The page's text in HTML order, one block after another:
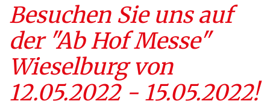
Besuchen Sie uns auf
der "Ab Hof Messe"
Wieselburg von
12.05.2022 - 15.05.2022!